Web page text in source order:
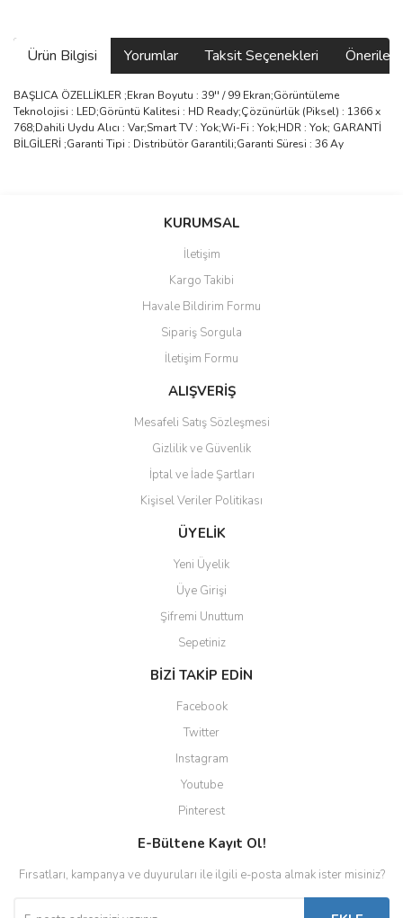
Ürün Bilgisi Yorumlar Taksit Seçenekleri
BAŞLICA ÖZELLİKLER ;Ekran Boyutu : 39'' / 99 Ekran;Görüntüleme
Teknolojisi : LED;Görüntü Kalitesi : HD Ready;Çözünürlük (Piksel) : 1366 x
768;Dahili Uydu Alıcı : Var;Smart TV : Yok;Wi-Fi : Yok;HDR : Yok; GARANTİ
BİLGİLERİ ;Garanti Tipi : Distribütör Garantili;Garanti Süresi : 36 Ay
Bu ürüne ilk yorumu siz yapın!
Ürün resmi kalitesiz, bozuk veya görüntülenemiyor.
Ürün açıklamasında eksik bilgiler bulunuyor.
Ürün bilgilerinde hatalar bulunuyor.
Ürün fiyatı diğer sitelerden daha pahalı.
Bu ürüne benzer farklı alternatifler olmalı.
Gönder
KURUMSAL
İletişim
Kargo Takibi
Havale Bildirim Formu
Sipariş Sorgula
İletişim Formu
ALIŞVERİŞ
Mesafeli Satış Sözleşmesi
Gizlilik ve Güvenlik
İptal ve İade Şartları
Kişisel Veriler Politikası
ÜYELİK
Yeni Üyelik
Üye Girişi
Şifremi Unuttum
Sepetiniz
BİZİ TAKİP EDİN
Facebook
Twitter
Instagram
Youtube
Pinterest
E-Bültene Kayıt Ol!
Fırsatları, kampanya ve duyuruları ile ilgili e-posta almak ister misiniz?